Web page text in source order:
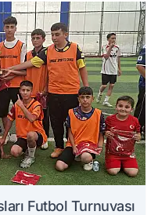
Futbol Turnuvası